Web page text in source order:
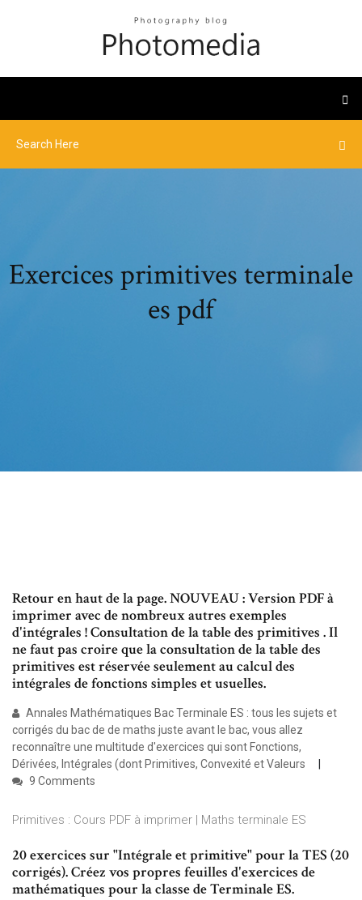
Exercices primitives terminale
es pdf
Retour en haut de la page. NOUVEAU : Version PDF à
imprimer avec de nombreux autres exemples
d'intégrales ! Consultation de la table des primitives . Il
ne faut pas croire que la consultation de la table des
primitives est réservée seulement au calcul des
intégrales de fonctions simples et usuelles.
Annales Mathématiques Bac Terminale ES : tous les sujets et
corrigés du bac de de maths juste avant le bac, vous allez
reconnaître une multitude d'exercices qui sont Fonctions,
Dérivées, Intégrales (dont Primitives, Convexité et Valeurs
9 Comments
Primitives : Cours PDF à imprimer | Maths terminale ES
20 exercices sur "Intégrale et primitive" pour la TES (20
corrigés). Créez vos propres feuilles d'exercices de
mathématiques pour la classe de Terminale ES.